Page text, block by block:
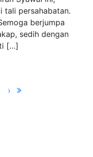
tali persahabatan.
berjumpa
sedih dengan
[…]
›